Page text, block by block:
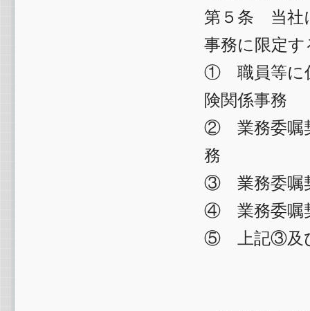
第５条 当社
事務に限定す
① 職員等に
険関係事務
② 業務委嘱
務
③ 業務委嘱
④ 業務委嘱
⑤ 上記③及